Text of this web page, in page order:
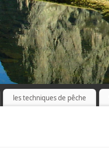
les techniques de pêche